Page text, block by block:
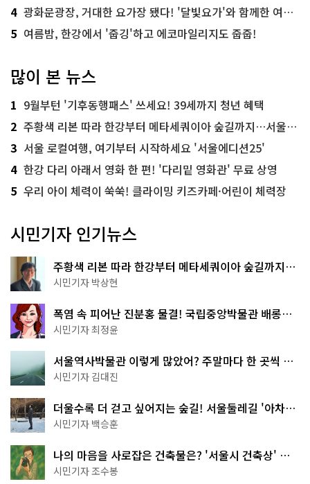
4 광화문광장, 거대한 요가장 됐다! '달빛요가'와 함께한 여름밤 힐링
5 여름밤, 한강에서 '줍깅'하고 에코마일리지도 줍줍!
많이 본 뉴스
1 9월부턴 '기후동행패스' 쓰세요! 39세까지 청년 혜택
2 주황색 리본 따라 한강부터 메타세쿼이아 숲길까지…서울둘레길 15코스
3 서울 로컬여행, 여기부터 시작하세요 '서울에디션25'
4 한강 다리 아래서 영화 한 편! '다리밑 영화관' 무료 상영
5 우리 아이 체력이 쑥쑥! 클라이밍 키즈카페·어린이 체력장
시민기자 인기뉴스
주황색 리본 따라 한강부터 메타세쿼이아 숲길까지…
서울둘레길 15코스
시민기자 박상현
폭염 속 피어난 진분홍 물결! 국립중앙박물관 배롱나
무 명소
시민기자 최정윤
서울역사박물관 이렇게 많았어? 주말마다 한 곳씩 떠
나는 역사 산책
시민기자 김대진
더울수록 더 걷고 싶어지는 숲길! 서울둘레길 '아차산
코스'
시민기자 백승훈
나의 마음을 사로잡은 건축물은? '서울시 건축상' 수
상작 공개!
시민기자 조수봉